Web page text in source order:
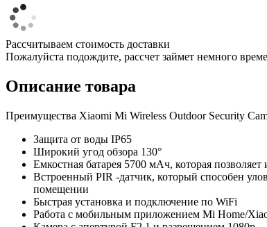
Рассчитываем стоимость доставки
Пожалуйста подождите, рассчет займет немного
Описание товара
Преимущества Xiaomi Mi Wireless Outdoor Security
Защита от воды IP65
Широкий угод обзора 130°
Емкостная батарея 5700 мАч, которая
Встроенный PIR -датчик, который способен
помещении
Быстрая установка и подключение по WiFi
Работа с мобильным приложением Mi Home/